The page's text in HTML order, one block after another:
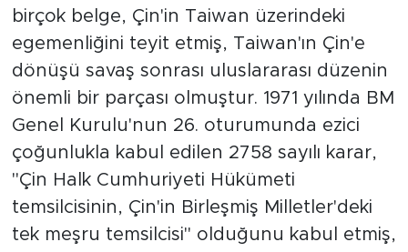
birçok belge, Çin'in Taiwan üzerindeki
egemenliğini teyit etmiş, Taiwan'ın Çin'e
dönüşü savaş sonrası uluslararası düzenin
önemli bir parçası olmuştur. 1971 yılında BM
Genel Kurulu'nun 26. oturumunda ezici
çoğunlukla kabul edilen 2758 sayılı karar,
"Çin Halk Cumhuriyeti Hükümeti
temsilcisinin, Çin'in Birleşmiş Milletler'deki
tek meşru temsilcisi" olduğunu kabul etmiş,